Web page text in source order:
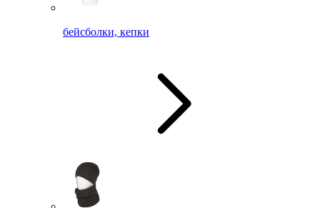
бейсболки, кепки